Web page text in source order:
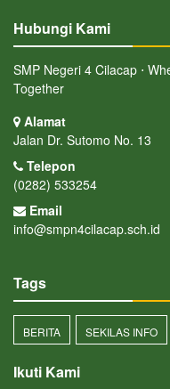
Hubungi Kami
SMP Negeri 4 Cilacap ⋅
Together
Alamat
Jalan Dr. Sutomo No. 13
Telepon
(0282) 533254
Email
info@smpn4cilacap.sch.id
Tags
BERITA SEKILAS INFO
Ikuti Kami